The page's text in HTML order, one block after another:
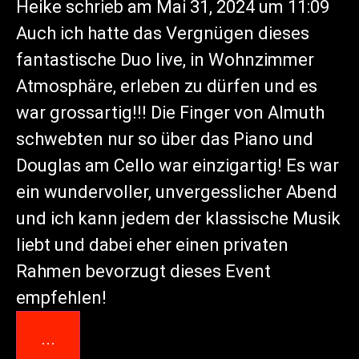
Heike schrieb am Mai 31, 2024 um 11:09
Auch ich hatte das Vergnügen dieses
fantastische Duo live, in Wohnzimmer
Atmosphäre, erleben zu dürfen und es
war grossartig!!! Die Finger von Almuth
schwebten nur so über das Piano und
Douglas am Cello war einzigartig! Es war
ein wundervoller, unvergesslicher Abend
und ich kann jedem der klassische Musik
liebt und dabei eher einen privaten
Rahmen bevorzugt dieses Event
empfehlen!
...